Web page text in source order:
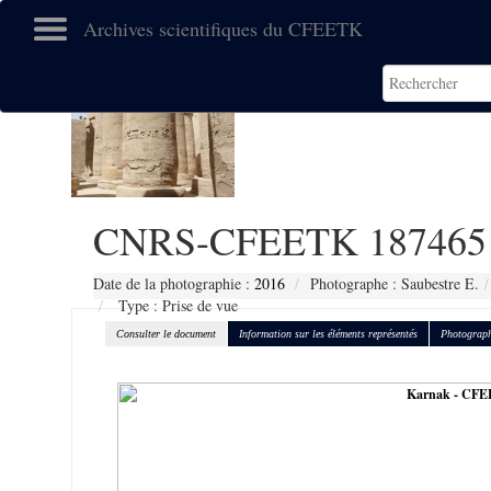
Archives scientifiques du CFEETK
CNRS-CFEETK 187465
Date de la photographie : 2016
Photographe : Saubestre E.
Type : Prise de vue
Consulter le document Information sur les éléments représentés